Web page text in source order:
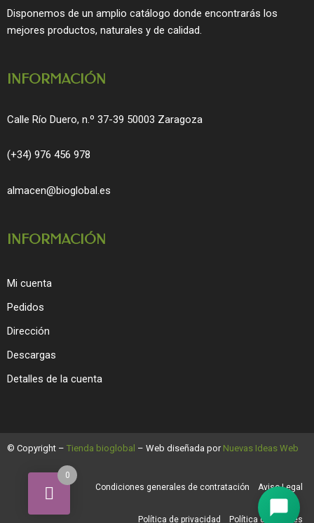
o
o
g
r
Disponemos de un amplio catálogo donde encontrarás los
mejores productos, naturales y de calidad.
INFORMACIÓN
Calle Río Duero, n.º 37-39 50003 Zaragoza
(+34) 976 456 978
almacen@bioglobal.es
INFORMACIÓN
Mi cuenta
Pedidos
Dirección
Descargas
Detalles de la cuenta
© Copyright – Tienda bioglobal – Web diseñada por Nuevas Ideas Web
Condiciones generales de contratación Aviso Legal
Política de privacidad Política de cookies
0